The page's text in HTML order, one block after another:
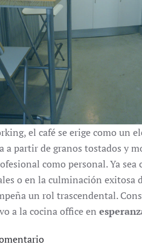
el café se erige como un
a partir de granos tostados y
como personal. Ya
o en la culminación exitosa
un rol trascendental.
a la cocina office en